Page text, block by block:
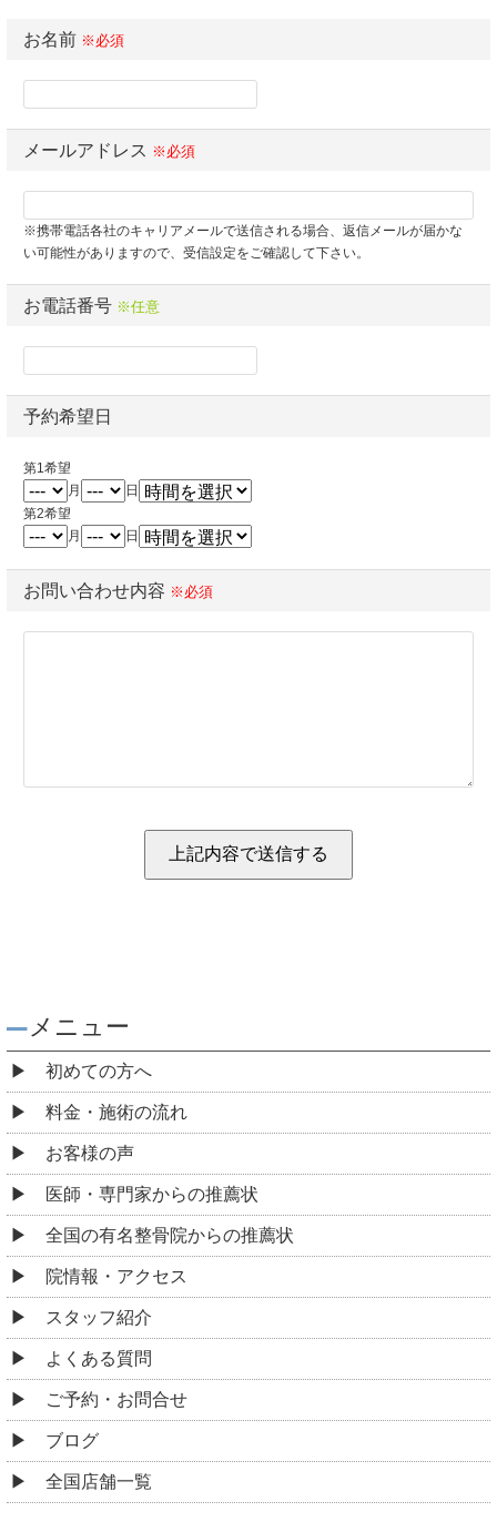
お名前 ※必須
メールアドレス ※必須
※携帯電話各社のキャリアメールで送信される場合、返信メールが届かな
い可能性がありますので、受信設定をご確認して下さい。
お電話番号 ※任意
予約希望日
第1希望
月
日
第2希望
月
日
お問い合わせ内容 ※必須
メニュー
初めての方へ
料金・施術の流れ
お客様の声
医師・専門家からの推薦状
全国の有名整骨院からの推薦状
院情報・アクセス
スタッフ紹介
よくある質問
ご予約・お問合せ
ブログ
全国店舗一覧